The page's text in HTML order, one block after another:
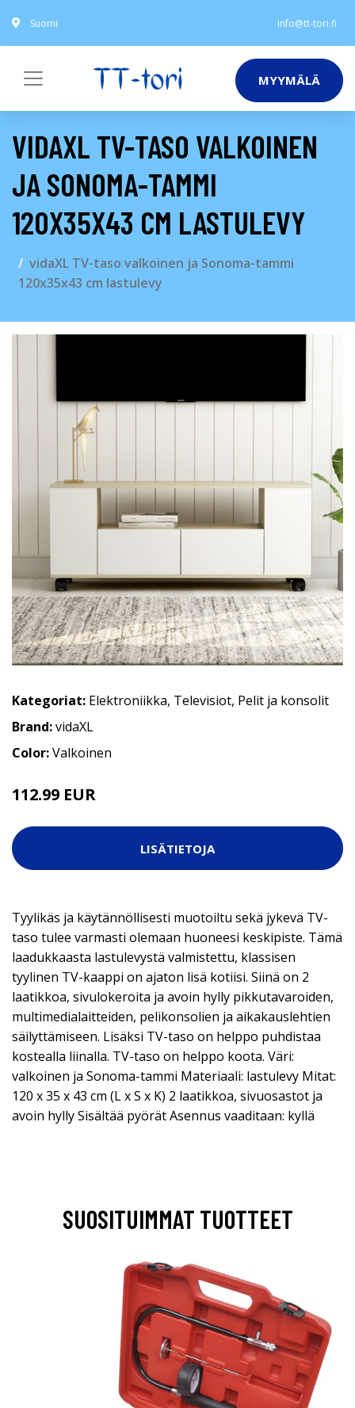
Suomi info@tt-tori.fi
MYYMÄLÄ
VIDAXL TV-TASO VALKOINEN
JA SONOMA-TAMMI
120X35X43 CM LASTULEVY
vidaXL TV-taso valkoinen ja Sonoma-tammi
120x35x43 cm lastulevy
Kategoriat: Elektroniikka, Televisiot, Pelit ja konsolit
Brand:vidaXL
Color:Valkoinen
112.99 EUR
LISÄTIETOJA
Tyylikäs ja käytännöllisesti muotoiltu sekä jykevä TV-
taso tulee varmasti olemaan huoneesi keskipiste. Tämä
laadukkaasta lastulevystä valmistettu, klassisen
tyylinen TV-kaappi on ajaton lisä kotiisi. Siinä on 2
laatikkoa, sivulokeroita ja avoin hylly pikkutavaroiden,
multimedialaitteiden, pelikonsolien ja aikakauslehtien
säilyttämiseen. Lisäksi TV-taso on helppo puhdistaa
kostealla liinalla. TV-taso on helppo koota. Väri:
valkoinen ja Sonoma-tammi Materiaali: lastulevy Mitat:
120 x 35 x 43 cm (L x S x K) 2 laatikkoa, sivuosastot ja
avoin hylly Sisältää pyörät Asennus vaaditaan: kyllä
SUOSITUIMMAT TUOTTEET